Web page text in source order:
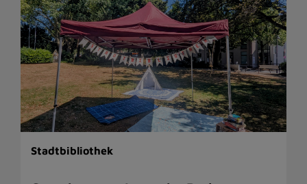
Stadtbibliothek